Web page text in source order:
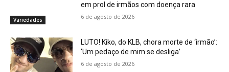
Variedades
em prol de irmãos com doença rara
6 de agosto de 2026
LUTO! Kiko, do KLB, chora morte de ‘irmão’:
‘Um pedaço de mim se desliga’
6 de agosto de 2026